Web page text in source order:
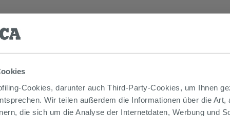
Cookies, darunter auch Third-Party-Cookies, um Ihnen
Wir teilen außerdem die Informationen über die
die sich um die Analyse der Internetdaten, Werbung und
werden bei jeder Auswahl automatisch